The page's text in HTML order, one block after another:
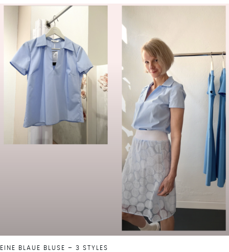
EINE BLAUE BLUSE – 3 STYLES